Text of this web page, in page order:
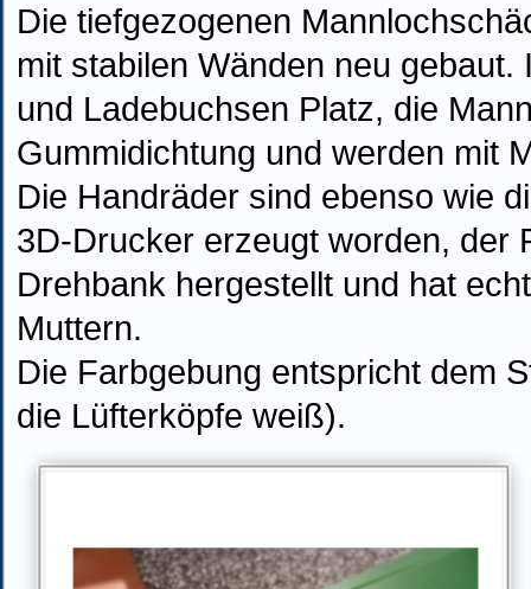
Dietiefgezogenen
mit stabilen Wänden neu
und Ladebuchsen Platz, die
Gummidichtung und werden mit
Die Handräder sind ebenso wie
3D-Drucker erzeugt worden, der
Drehbank hergestellt und hat
Muttern.
Die Farbgebung entspricht dem
die Lüfterköpfe weiß).